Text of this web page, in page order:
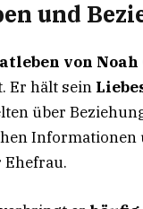
und
von Noah
Er hält sein
über
Informationen